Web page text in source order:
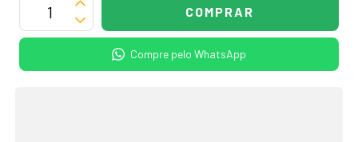
Compre pelo WhatsApp